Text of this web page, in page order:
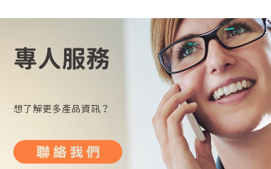
專人服務
想了解更多產品資訊？